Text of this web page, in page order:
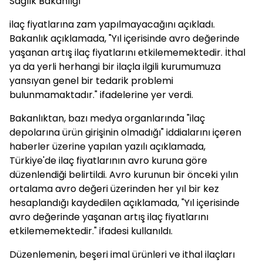
ilaç fiyatlarına zam yapılmayacağını açıkladı.
Bakanlık açıklamada, "Yıl içerisinde avro değerinde
yaşanan artış ilaç fiyatlarını etkilememektedir. İthal
ya da yerli herhangi bir ilaçla ilgili kurumumuza
yansıyan genel bir tedarik problemi
bulunmamaktadır." ifadelerine yer verdi.
Bakanlıktan, bazı medya organlarında "ilaç
depolarına ürün girişinin olmadığı" iddialarını içeren
haberler üzerine yapılan yazılı açıklamada,
Türkiye'de ilaç fiyatlarının avro kuruna göre
düzenlendiği belirtildi. Avro kurunun bir önceki yılın
ortalama avro değeri üzerinden her yıl bir kez
hesaplandığı kaydedilen açıklamada, "Yıl içerisinde
avro değerinde yaşanan artış ilaç fiyatlarını
etkilememektedir." ifadesi kullanıldı.
Düzenlemenin, beşeri imal ürünleri ve ithal ilaçları